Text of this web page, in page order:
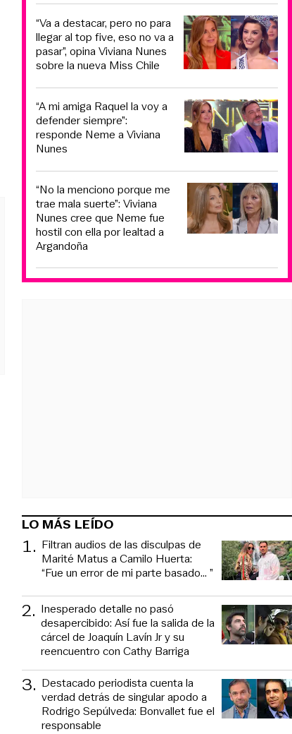
“Va a destacar, pero no para
llegar al top five, eso no va a
pasar”, opina Viviana Nunes
sobre la nueva Miss Chile
“A mi amiga Raquel la voy a
defender siempre”:
responde Neme a Viviana
Nunes
“No la menciono porque me
trae mala suerte”: Viviana
Nunes cree que Neme fue
hostil con ella por lealtad a
Argandoña
LO MÁS LEÍDO
1. Filtran audios de las disculpas de
Marité Matus a Camilo Huerta:
“Fue un error de mi parte basado... ”
2. Inesperado detalle no pasó
desapercibido: Así fue la salida de la
cárcel de Joaquín Lavín Jr y su
reencuentro con Cathy Barriga
3. Destacado periodista cuenta la
verdad detrás de singular apodo a
Rodrigo Sepúlveda: Bonvallet fue el
responsable